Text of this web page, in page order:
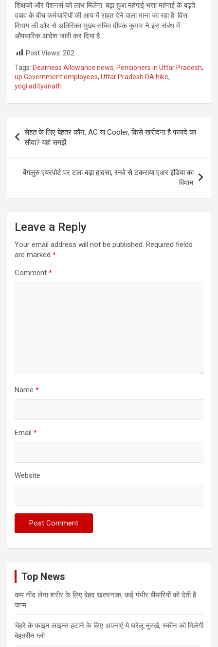
शिक्षकों और पेंशनर्स को लाभ मिलेगा. बढ़ा हुआ महंगाई भत्ता महंगाई के बढ़ते
दबाव के बीच कर्मचारियों की आय में राहत देने वाला माना जा रहा है. वित्त
विभाग की ओर से अतिरिक्त मुख्य सचिव दीपक कुमार ने इस संबंध में
औपचारिक आदेश जारी कर दिया है.
Post Views: 202
Tags: Dearness Allowance news, Pensioners in Uttar Pradesh,
up Government employees, Uttar Pradesh DA hike,
yogi adityanath
Post
navigation
सेहत के लिए बेहतर कौन, AC या Cooler, किसे खरीदना है फायदे का
सौदा? यहां समझें
बेंगलुरु एयरपोर्ट पर टला बड़ा हादसा, रनवे से टकराया एअर इंडिया का
विमान
Leave a Reply
Your email address will not be published. Required fields
are marked *
Comment *
Name *
Email *
Website
Top News
कम नींद लेना शरीर के लिए बेहद खतरनाक, कई गंभीर बीमारियों को देती है
जन्म
चेहरे के फाइन लाइन्स हटाने के लिए अपनाएं ये घरेलू नुस्खे, स्कीन को मिलेगी
बेहतरीन ग्लो